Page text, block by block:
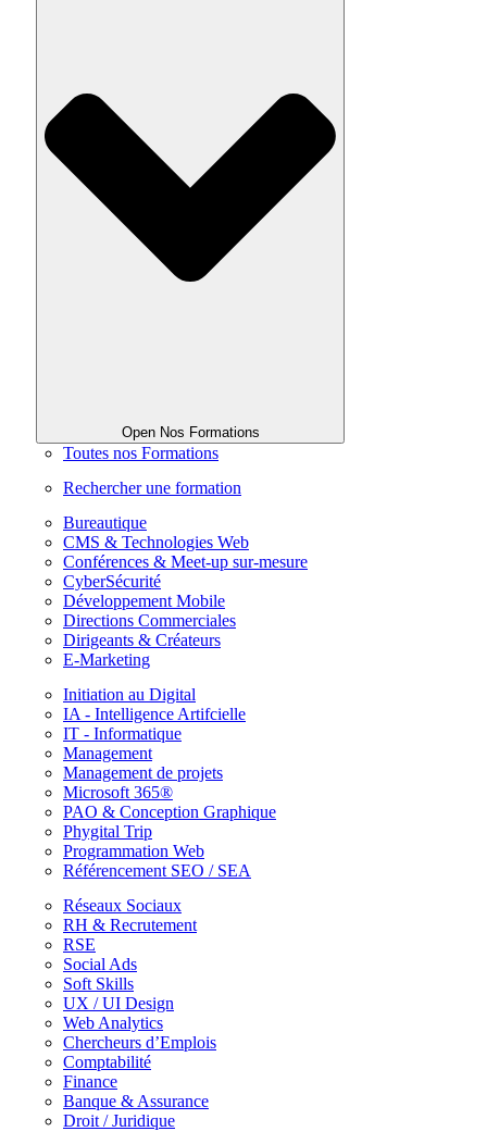
Open Nos Formations
Toutes nos Formations
Rechercher une formation
Bureautique
CMS & Technologies Web
Conférences & Meet-up sur-mesure
CyberSécurité
Développement Mobile
Directions Commerciales
Dirigeants & Créateurs
E-Marketing
Initiation au Digital
IA - Intelligence Artifcielle
IT - Informatique
Management
Management de projets
Microsoft 365®
PAO & Conception Graphique
Phygital Trip
Programmation Web
Référencement SEO / SEA
Réseaux Sociaux
RH & Recrutement
RSE
Social Ads
Soft Skills
UX / UI Design
Web Analytics
Chercheurs d’Emplois
Comptabilité
Finance
Banque & Assurance
Droit / Juridique